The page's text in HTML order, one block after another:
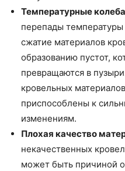
Температурные
перепады
сжатие материалов
образованию пустот,
превращаются в
кровельных
приспособлены к
изменениям.
Плохая качество
некачественных
может быть причиной